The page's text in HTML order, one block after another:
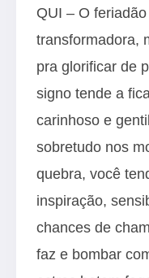
QUI – O
transformadora,
pra glorificar de
signo tende a
carinhoso e
sobretudo nos
quebra, você
inspiração,
chances de
faz e bombar